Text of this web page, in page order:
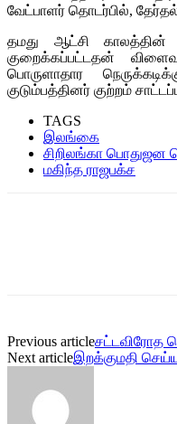
வேட்பாளர் தொடர்பில்,
தமது ஆட்சி காலத்தின்
குறைக்கப்பட்டதன்
பொருளாதார
குடும்பத்தினர் குற்றம்
TAGS
இலங்கை
சிறிலங்கா பொதுஜன
மகிந்த ராஜபக்ச
Previous articleசட்டவிரோத
Next articleஇறக்குமதி